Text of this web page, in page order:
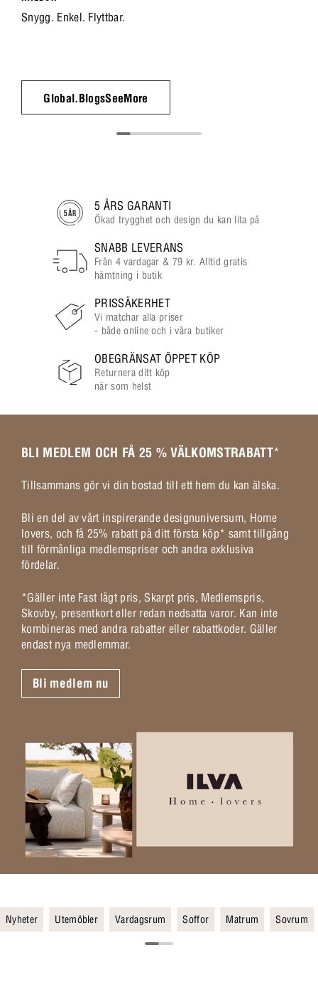
Snygg. Enkel. Flyttbar.
Global.BlogsSeeMore
5 ÅRS GARANTI
Ökad trygghet och design du kan lita på
SNABB LEVERANS
Från 4 vardagar & 79 kr. Alltid gratis
hämtning i butik
PRISSÄKERHET
Vi matchar alla priser
- både online och i våra butiker
OBEGRÄNSAT ÖPPET KÖP
Returnera ditt köp
när som helst
BLI MEDLEM OCH FÅ 25 % VÄLKOMSTRABATT*
Tillsammans gör vi din bostad till ett hem du kan älska.
Bli en del av vårt inspirerande designuniversum, Home
lovers, och få 25% rabatt på ditt första köp* samt tillgång
till förmånliga medlemspriser och andra exklusiva
fördelar.
*Gäller inte Fast lågt pris, Skarpt pris, Medlemspris,
Skovby, presentkort eller redan nedsatta varor. Kan inte
kombineras med andra rabatter eller rabattkoder. Gäller
endast nya medlemmar.
Bli medlem nu
Nyheter Utemöbler Vardagsrum Soffor Matrum Sovrum